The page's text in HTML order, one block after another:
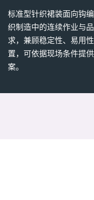
标准型针织裙装面向钩
织制造中的连续作业与
求，兼顾稳定性、易用
置，可依据现场条件提
案。